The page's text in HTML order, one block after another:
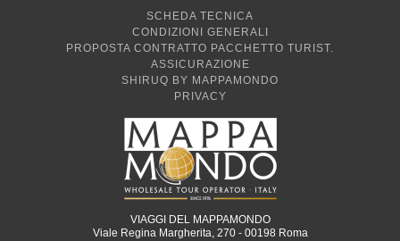
SCHEDA TECNICA
CONDIZIONI GENERALI
PROPOSTA CONTRATTO PACCHETTO TURIST.
ASSICURAZIONE
SHIRUQ BY MAPPAMONDO
PRIVACY
VIAGGI DEL MAPPAMONDO
Viale Regina Margherita, 270 - 00198 Roma